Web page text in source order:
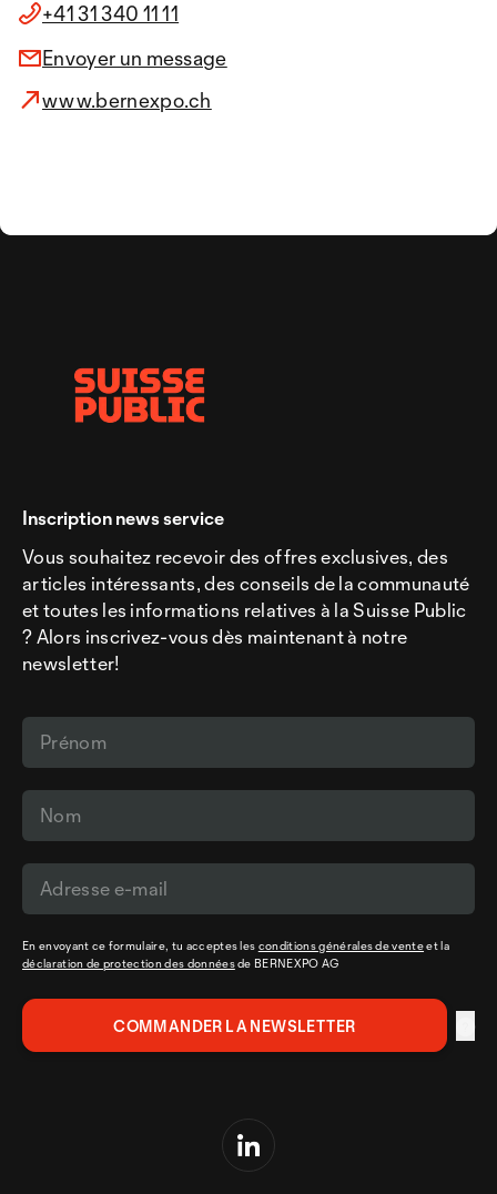
+41 31 340 11 11
Envoyer un message
www.bernexpo.ch
Inscription news service
Vous souhaitez recevoir des offres exclusives, des
articles intéressants, des conseils de la communauté
et toutes les informations relatives à la Suisse Public
? Alors inscrivez-vous dès maintenant à notre
newsletter!
En envoyant ce formulaire, tu acceptes les conditions générales de venteet la
déclaration de protection des donnéesde BERNEXPO AG